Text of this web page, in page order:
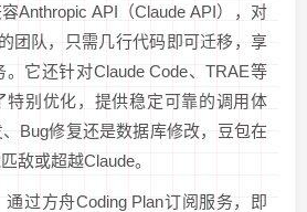
Anthropic API（Claude API），对
团队，只需几行代码即可迁移，享
它还针对Claude Code、TRAE等
特别优化，提供稳定可靠的调用体
Bug修复还是数据库修改，豆包在
敌或超越Claude。
过方舟Coding Plan订阅服务，即